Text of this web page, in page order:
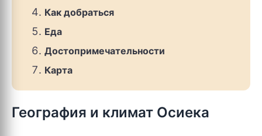
Как добраться
Еда
Достопримечательности
Карта
География и климат Осиека